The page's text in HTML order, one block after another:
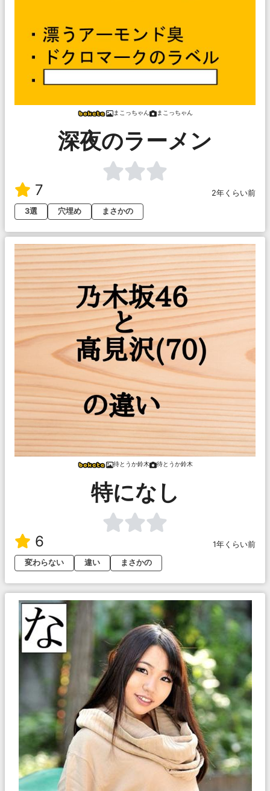
まこっちゃん まこっちゃん
深夜のラーメン
7
2年くらい前
3選
穴埋め まさかの
待とうか鈴木 待とうか鈴木
特になし
6
1年くらい前
変わらない
違い まさかの